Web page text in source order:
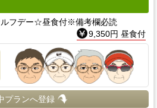
ルフデー☆昼食付※備考欄必読
9,350円 昼食付
プランへ登録